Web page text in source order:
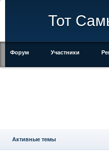
Тот
Форум Участники
Активные темы